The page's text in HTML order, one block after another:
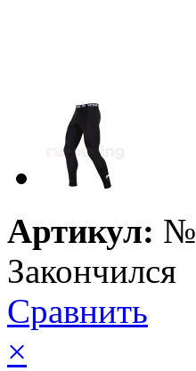
Артикул: №
Закончился
Сравнить
×